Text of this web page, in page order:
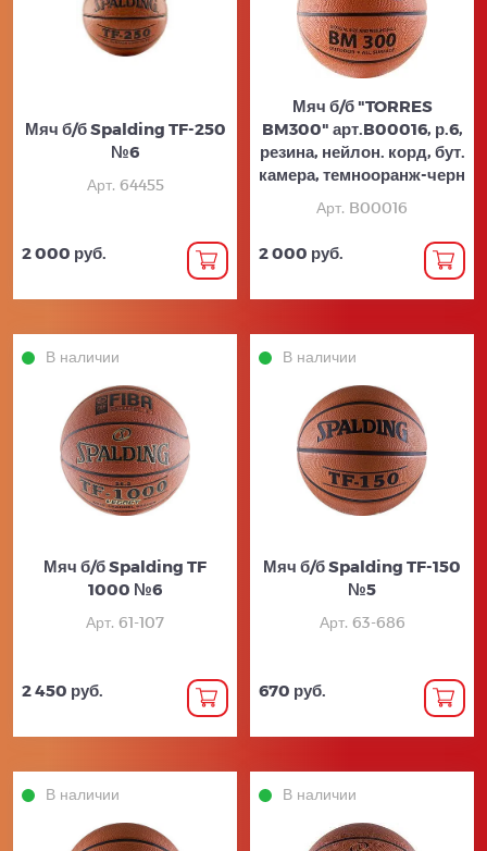
Мяч б/б Spalding TF-250
№6
Арт. 64455
2 000 руб.
Мяч б/б "TORRES
BM300" арт.B00016, р.6,
резина, нейлон. корд, бут.
камера, темнооранж-черн
Арт. B00016
2 000 руб.
В наличии
Мяч б/б Spalding TF
1000 №6
Арт. 61-107
2 450 руб.
В наличии
Мяч б/б Spalding TF-150
№5
Арт. 63-686
670 руб.
В наличии В наличии